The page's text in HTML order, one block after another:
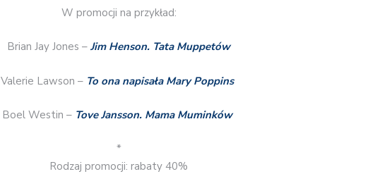
W promocji na przykład:
Brian Jay Jones – Jim Henson. Tata Muppetów
Valerie Lawson – To ona napisała Mary Poppins
Boel Westin – Tove Jansson. Mama Muminków
*
Rodzaj promocji: rabaty 40%